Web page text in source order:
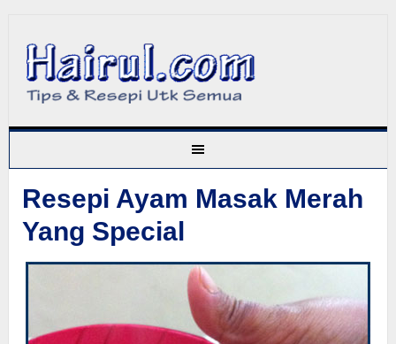
Resepi Ayam Masak Merah
Yang Special